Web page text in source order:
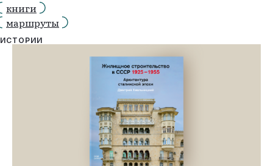
книги
маршруты
ИСТОРИИ